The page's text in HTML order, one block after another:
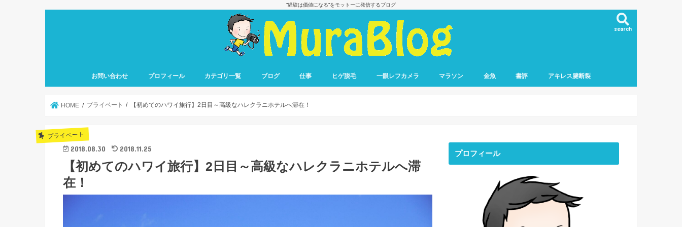
”経験は価値になる”をモットーに発信するブログ
search
お問い合わせ プロフィール カテゴリ一覧 ブログ 仕事 ヒゲ脱毛 一眼レフカメラ マラソン 金魚 書評 アキレス腱断裂
HOME プライベート 【初めてのハワイ旅行】2日目～高級なハレクラニホテルへ滞在！
プライベート
2018.08.30 2018.11.25
【初めてのハワイ旅行】2日目～高級なハレクラニホテルへ滞
在！
プロフィール